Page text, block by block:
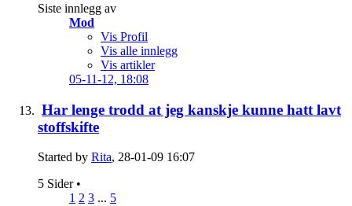
Siste innlegg av
Mod
Vis Profil
Vis alle innlegg
Vis artikler
05-11-12, 18:08
Har lenge trodd at jeg kanskje kunne hatt lavt
stoffskifte
Started by Rita, 28-01-09 16:07
5 Sider •
1 2 3 ... 5